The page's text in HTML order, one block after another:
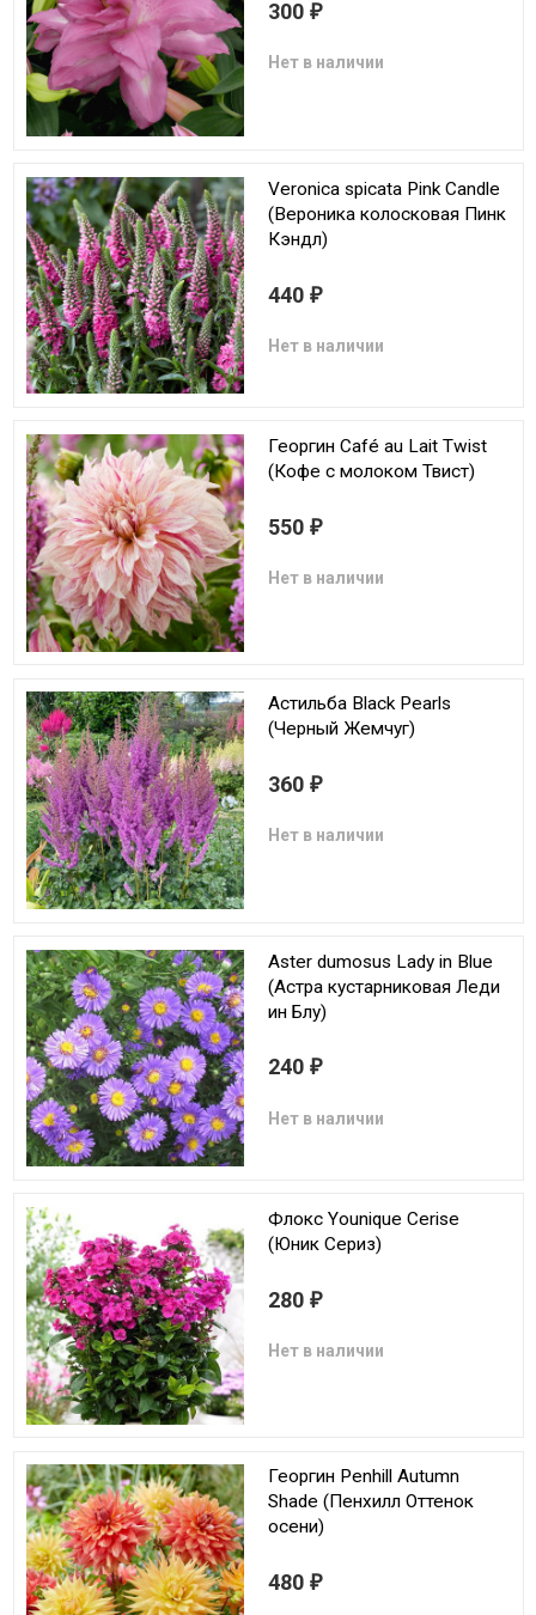
300 ₽
Нет в наличии
Veronica spicata Pink Candle
(Вероника колосковая Пинк
Кэндл)
440 ₽
Нет в наличии
Георгин Café au Lait Twist
(Кофе с молоком Твист)
550 ₽
Нет в наличии
Астильба Black Pearls
(Черный Жемчуг)
360 ₽
Нет в наличии
Aster dumosus Lady in Blue
(Астра кустарниковая Леди
ин Блу)
240 ₽
Нет в наличии
Флокс Younique Cerise
(Юник Сериз)
280 ₽
Нет в наличии
Георгин Penhill Autumn
Shade (Пенхилл Оттенок
осени)
480 ₽